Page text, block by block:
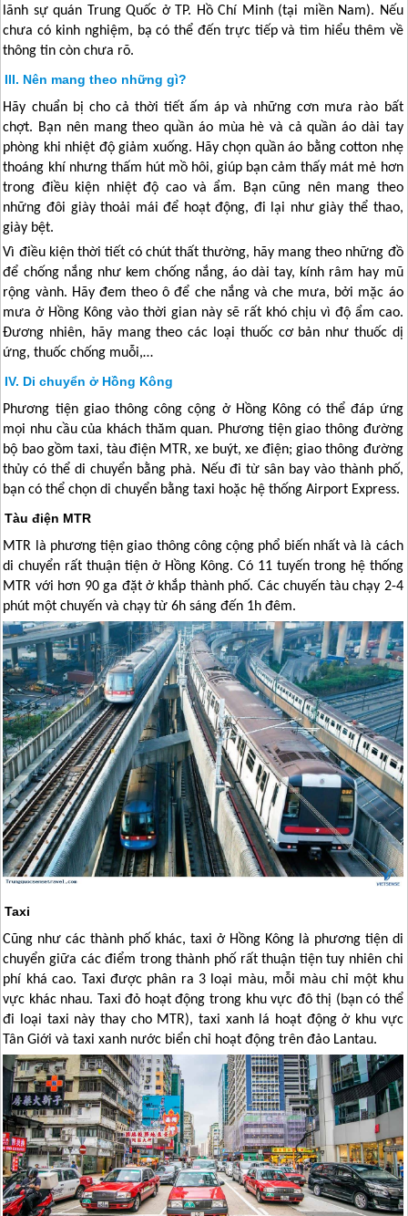
lãnh sự quán Trung Quốc ở TP. Hồ Chí Minh (tại miền Nam). Nếu
chưa có kinh nghiệm, bạ có thể đến trực tiếp và tìm hiểu thêm về
thông tin còn chưa rõ.
Nên mang theo những gì?
Hãy chuẩn bị cho cả thời tiết ấm áp và những cơn mưa rào bất
chợt. Bạn nên mang theo quần áo mùa hè và cả quần áo dài tay
phòng khi nhiệt độ giảm xuống. Hãy chọn quần áo bằng cotton nhẹ
thoáng khí nhưng thấm hút mồ hôi, giúp bạn cảm thấy mát mẻ hơn
trong điều kiện nhiệt độ cao và ẩm. Bạn cũng nên mang theo
những đôi giày thoải mái để hoạt động, đi lại như giày thể thao,
giày bệt.
Vì điều kiện thời tiết có chút thất thường, hãy mang theo những đồ
để chống nắng như kem chống nắng, áo dài tay, kính râm hay mũ
rộng vành. Hãy đem theo ô để che nắng và che mưa, bởi mặc áo
mưa ở Hồng Kông vào thời gian này sẽ rất khó chịu vì độ ẩm cao.
Đương nhiên, hãy mang theo các loại thuốc cơ bản như thuốc dị
ứng, thuốc chống muỗi,…
Di chuyển ở Hồng Kông
Phương tiện giao thông công cộng ở Hồng Kôngcó thể đáp ứng
mọi nhu cầu của khách thăm quan. Phương tiện giao thông đường
bộ bao gồm taxi, tàu điện MTR, xe buýt, xe điện; giao thông đường
thủy có thể di chuyển bằng phà. Nếu đi từ sân bay vào thành phố,
bạn có thể chọn di chuyển bằng taxi hoặc hệ thống Airport Express.
Tàu điện MTR
MTR là phương tiện giao thông công cộng phổ biến nhất và là cách
di chuyển rất thuận tiện ở Hồng Kông. Có 11 tuyến trong hệ thống
MTR với hơn 90 ga đặt ở khắp thành phố. Các chuyến tàu chạy 2-4
phút một chuyến và chạy từ 6h sáng đến 1h đêm.
Taxi
Cũng như các thành phố khác, taxi ở Hồng Kônglà phương tiện di
chuyển giữa các điểm trong thành phố rất thuận tiện tuy nhiên chi
phí khá cao. Taxi được phân ra 3 loại màu, mỗi màu chỉ một khu
vực khác nhau. Taxi đỏ hoạt động trong khu vực đô thị (bạn có thể
đi loại taxi này thay cho MTR), taxi xanh lá hoạt động ở khu vực
Tân Giới và taxi xanh nước biển chỉ hoạt động trên đảo Lantau.